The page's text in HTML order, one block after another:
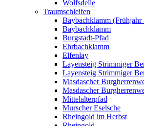
Wolfsdelle
Traumschleifen
Baybachklamm (Frühjahr
Baybachklamm
Burgstadt-Pfad
Ehrbachklamm
Elfenlay
Layensteig Strimmiger
Layensteig Strimmiger
Masdascher
Masdascher
Mittelalterpfad
Murscher Eselsche
Rheingold im Herbst